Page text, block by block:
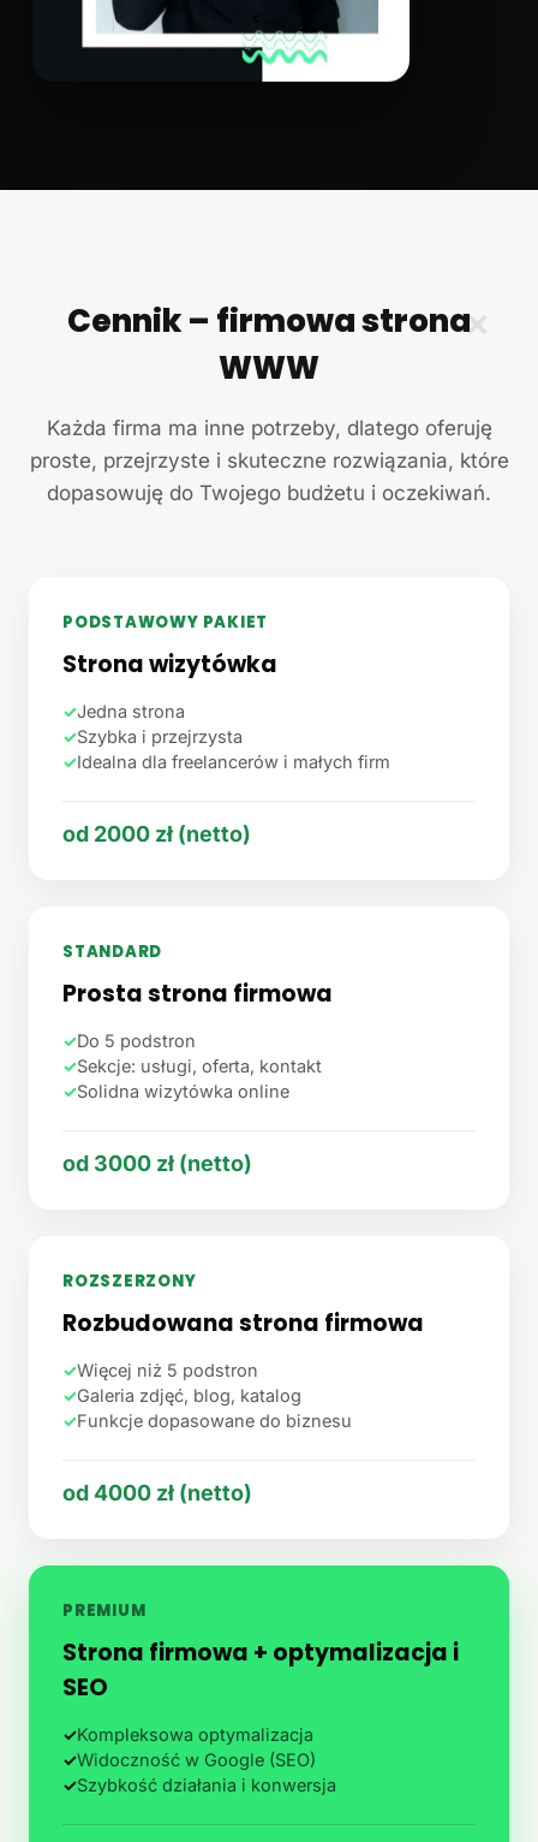
✕
Cennik – firmowa strona
WWW
Każda firma ma inne potrzeby, dlatego oferuję
proste, przejrzyste i skuteczne rozwiązania, które
dopasowuję do Twojego budżetu i oczekiwań.
PODSTAWOWY PAKIET
Strona wizytówka
✓Jedna strona
✓Szybka i przejrzysta
✓Idealna dla freelancerów i małych firm
od 2000 zł (netto)
STANDARD
Prosta strona firmowa
✓Do 5 podstron
✓Sekcje: usługi, oferta, kontakt
✓Solidna wizytówka online
od 3000 zł (netto)
ROZSZERZONY
Rozbudowana strona firmowa
✓Więcej niż 5 podstron
✓Galeria zdjęć, blog, katalog
✓Funkcje dopasowane do biznesu
od 4000 zł (netto)
PREMIUM
Strona firmowa + optymalizacja i
SEO
✓Kompleksowa optymalizacja
✓Widoczność w Google (SEO)
✓Szybkość działania i konwersja